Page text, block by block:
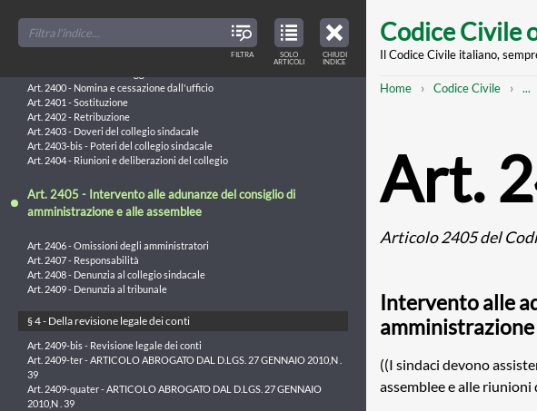
TABLE
OF
CONTENTS
CHIUDI
INDICE
main
Codice Civile
Il Codice Civile italiano,
Breadcrumb
Home Codice Civile ...
Art.
Articolo 2405 del
Intervento alle
amministrazione
((I sindaci devono
assemblee e alle
TOC
TITLES
FILTRA
VIEW
ONLY
ARTICLES
IN
TABLE
SOLO
ARTICOLI
§ 3 - Del collegio sindacale
Art. 2400 - Nomina e cessazione dall'ufficio
Art. 2401 - Sostituzione
Art. 2402 - Retribuzione
Art. 2403 - Doveri del collegio sindacale
Art. 2403-bis - Poteri del collegio sindacale
Art. 2404 - Riunioni e deliberazioni del collegio
Art. 2405 - Intervento alle adunanze del consiglio di
amministrazione e alle assemblee
Art. 2406 - Omissioni degli amministratori
Art. 2407 - Responsabilità
Art. 2408 - Denunzia al collegio sindacale
Art. 2409 - Denunzia al tribunale
§ 4 - Della revisione legale dei conti
Art. 2409-bis - Revisione legale dei conti
Art. 2409-ter - ARTICOLO ABROGATO DAL D.LGS. 27 GENNAIO 2010,N .
39
Art. 2409-quater - ARTICOLO ABROGATO DAL D.LGS. 27 GENNAIO
2010,N . 39